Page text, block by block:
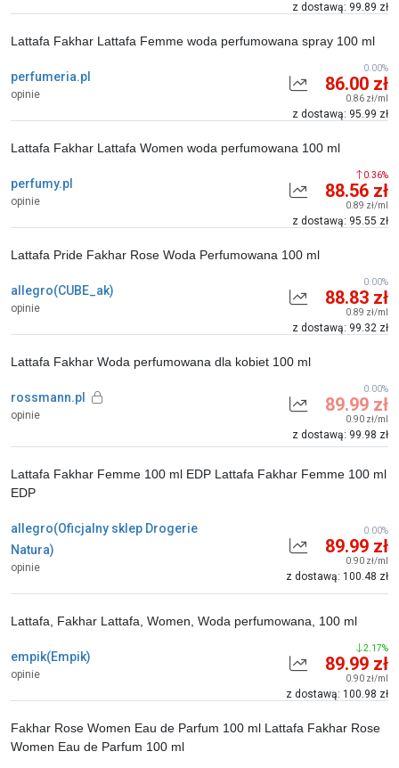
z dostawą: 99.89 zł
perfumeria.pl
opinie
Lattafa Fakhar Lattafa Femme woda perfumowana spray 100 ml
86.00 zł
0.86 zł/ml
z dostawą: 95.99 zł
0.00%
perfumy.pl
opinie
Lattafa Fakhar Lattafa Women woda perfumowana 100 ml
88.56 zł
0.89 zł/ml
z dostawą: 95.55 zł
0.36%
allegro(CUBE_ak)
opinie
Lattafa Pride Fakhar Rose Woda Perfumowana 100 ml
88.83 zł
0.89 zł/ml
z dostawą: 99.32 zł
0.00%
rossmann.pl
opinie
Lattafa Fakhar Woda perfumowana dla kobiet 100 ml
89.99 zł
0.90 zł/ml
z dostawą: 99.98 zł
0.00%
allegro(Oficjalny sklep Drogerie
Natura)
opinie
Lattafa Fakhar Femme 100 ml EDP Lattafa Fakhar Femme 100 ml
EDP
89.99 zł
0.90 zł/ml
z dostawą: 100.48 zł
0.00%
empik(Empik)
opinie
Lattafa, Fakhar Lattafa, Women, Woda perfumowana, 100 ml
89.99 zł
0.90 zł/ml
z dostawą: 100.98 zł
2.17%
Fakhar Rose Women Eau de Parfum 100 ml Lattafa Fakhar Rose
Women Eau de Parfum 100 ml